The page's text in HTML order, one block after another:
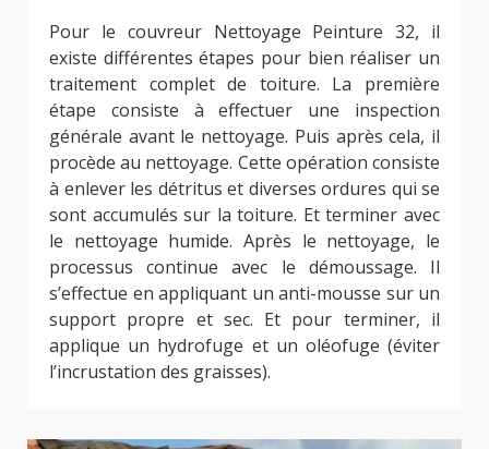
Pour le couvreur Nettoyage Peinture 32, il
existe différentes étapes pour bien réaliser un
traitement complet de toiture. La première
étape consiste à effectuer une inspection
générale avant le nettoyage. Puis après cela, il
procède au nettoyage. Cette opération consiste
à enlever les détritus et diverses ordures qui se
sont accumulés sur la toiture. Et terminer avec
le nettoyage humide. Après le nettoyage, le
processus continue avec le démoussage. Il
s’effectue en appliquant un anti-mousse sur un
support propre et sec. Et pour terminer, il
applique un hydrofuge et un oléofuge (éviter
l’incrustation des graisses).